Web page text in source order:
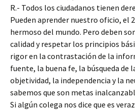
R.- Todos los ciudadanos tienen
Pueden aprender nuestro oficio, el
hermoso del mundo. Pero deben
calidad y respetar los principios
rigor en la contrastación de la
fuente, la buena fe, la búsqueda de
objetividad, la independencia y la
sabemos que son metas
Si algún colega nos dice que es